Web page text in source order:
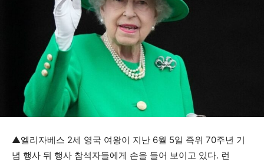
▲엘리자베스 2세 영국 여왕이 지난 6월 5일 즉위 70주년 기
념 행사 뒤 행사 참석자들에게 손을 들어 보이고 있다. 런